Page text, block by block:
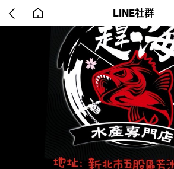
back
to
home
LINE社群